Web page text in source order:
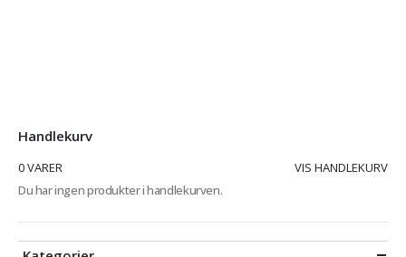
Handlekurv
0 VARER
VIS HANDLEKURV
Du har ingen produkter i handlekurven.